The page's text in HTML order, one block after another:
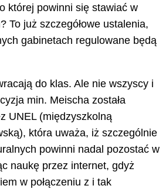
której powinni się stawiać w
To już szczegółowe ustalenia,
gabinetach regulowane będą
do klas. Ale nie wszyscy i
min. Meischa została
UNEL (międzyszkolną
która uważa, iż szczególnie
powinni nadal pozostać w
naukę przez internet, gdyż
w połączeniu z i tak